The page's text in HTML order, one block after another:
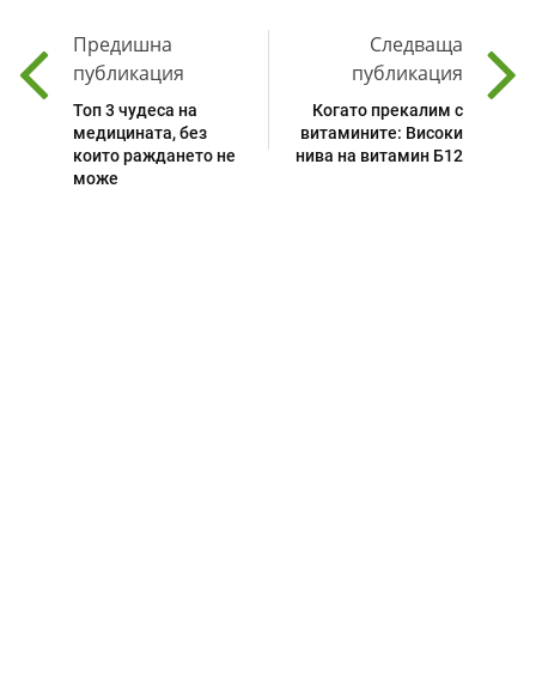
Предишна
публикация
Топ 3 чудеса на
медицината, без
които раждането не
може
Следваща
публикация
Когато прекалим с
витамините: Високи
нива на витамин Б12